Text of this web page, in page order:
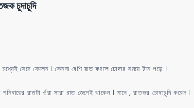
স্ত্রীর
উত্তেজক
চুদাচুদি
সেরে ফেলেন । কেননা বেশি রাত করলে চোদার সময়ে টান পড়ে ।
রাতটা ওঁরা সারা রাত জেগেই থাকেন । মানে , রাতভর চোদাচুদি করেন ।